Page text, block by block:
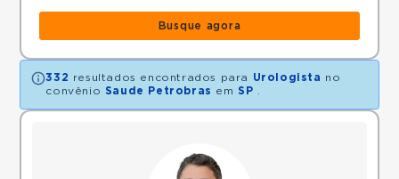
Busque agora
332 resultados encontrados para Urologista no
convênio Saude Petrobras em SP